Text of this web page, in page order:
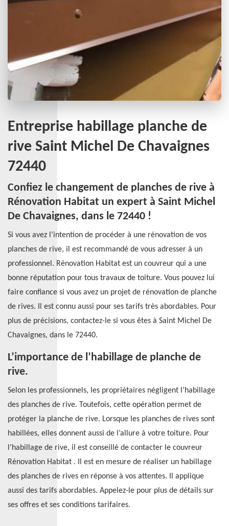
Entreprise habillage planche de
rive Saint Michel De Chavaignes
72440
Confiez le changement de planches de rive à
Rénovation Habitat un expert à Saint Michel
De Chavaignes, dans le 72440 !
Si vous avez l’intention de procéder à une rénovation de vos
planches de rive, il est recommandé de vous adresser à un
professionnel. Rénovation Habitat est un couvreur qui a une
bonne réputation pour tous travaux de toiture. Vous pouvez lui
faire confiance si vous avez un projet de rénovation de planche
de rives. Il est connu aussi pour ses tarifs très abordables. Pour
plus de précisions, contactez-le si vous êtes à Saint Michel De
Chavaignes, dans le 72440.
L’importance de l’habillage de planche de
rive.
Selon les professionnels, les propriétaires négligent l’habillage
des planches de rive. Toutefois, cette opération permet de
protéger la planche de rive. Lorsque les planches de rives sont
habillées, elles donnent aussi de l’allure à votre toiture. Pour
l’habillage de rive, il est conseillé de contacter le couvreur
Rénovation Habitat . Il est en mesure de réaliser un habillage
des planches de rives en réponse à vos attentes. Il applique
aussi des tarifs abordables. Appelez-le pour plus de détails sur
ses offres et ses conditions tarifaires.